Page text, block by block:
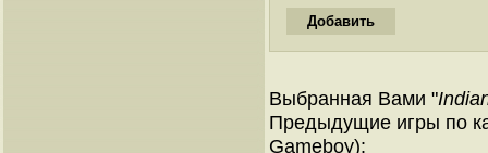
Выбранная Вами "
Предыдущие игры по
Gameboy):